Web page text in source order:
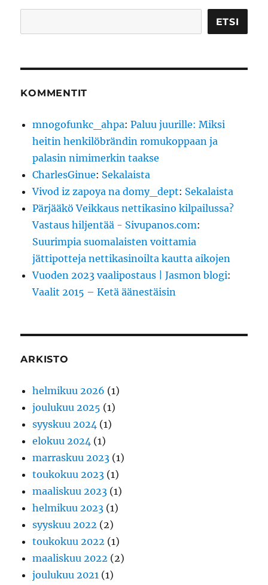
ETSI
KOMMENTIT
mnogofunkc_ahpa:Paluu juurille: Miksi
heitin henkilöbrändin romukoppaan ja
palasin nimimerkin taakse
CharlesGinue: Sekalaista
Vivod iz zapoya na domy_dept: Sekalaista
Pärjääkö Veikkaus nettikasino kilpailussa?
Vastaus hiljentää - Sivupanos.com:
Suurimpia suomalaisten voittamia
jättipotteja nettikasinoilta kautta aikojen
Vuoden 2023 vaalipostaus | Jasmon blogi:
Vaalit 2015 – Ketä äänestäisin
ARKISTO
helmikuu 2026 (1)
joulukuu 2025 (1)
syyskuu 2024 (1)
elokuu 2024 (1)
marraskuu 2023 (1)
toukokuu 2023 (1)
maaliskuu 2023 (1)
helmikuu 2023 (1)
syyskuu 2022 (2)
toukokuu 2022 (1)
maaliskuu 2022 (2)
joulukuu 2021 (1)